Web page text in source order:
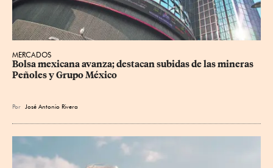
MERCADOS
Bolsa mexicana avanza; destacan subidas de las mineras
Peñoles y Grupo México
Por José Antonio Rivera